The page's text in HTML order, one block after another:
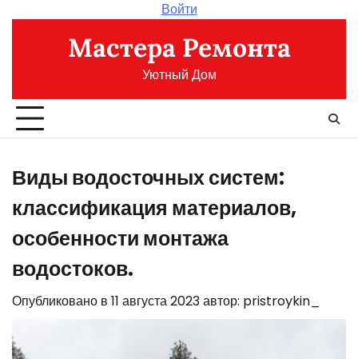
содержимому
Войти
Мастера Ремонта
Уютный Дом
Виды водосточных систем:
классификация материалов,
особенности монтажа
водостоков.
Опубликовано в 11 августа 2023автор: pristroykin_